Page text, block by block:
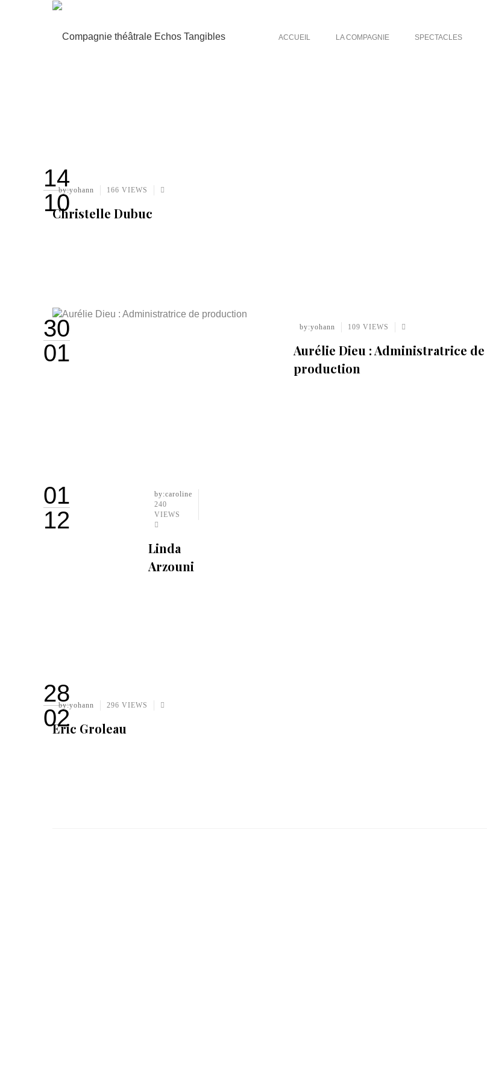
ACCUEIL LA COMPAGNIE SPECTACLES
14
10by:yohann 166 VIEWS
Christelle Dubuc
30
01
by:yohann 109 VIEWS
Aurélie Dieu : Administratrice de
production
01
12
by:caroline
240
VIEWS
Linda
Arzouni
28
02by:yohann 296 VIEWS
Eric Groleau